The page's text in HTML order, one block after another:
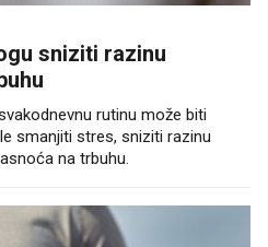
sniziti razinu
rutinu može biti
smanjiti stres, sniziti razinu
na trbuhu.